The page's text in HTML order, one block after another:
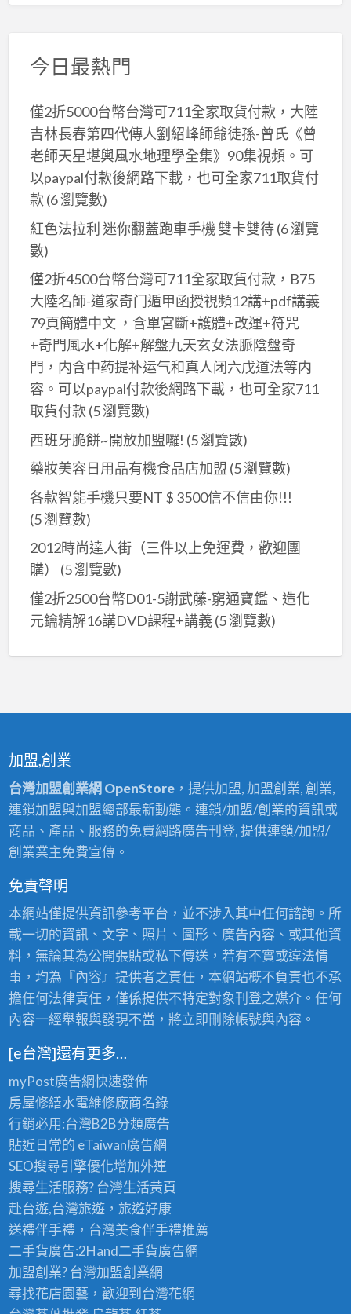
今日最熱門
僅2折5000台幣台灣可711全家取貨付款，大陸
吉林長春第四代傳人劉紹峰師爺徒孫-曾氏《曾
老師天星堪輿風水地理學全集》90集視頻。可
以paypal付款後網路下載，也可全家711取貨付
款 (6 瀏覽數)
紅色法拉利 迷你翻蓋跑車手機 雙卡雙待(6 瀏覽
數)
僅2折4500台幣台灣可711全家取貨付款，B75
大陸名師-道家奇门遁甲函授視頻12講+pdf講義
79頁簡體中文 ，含單宮斷+護體+改運+符咒
+奇門風水+化解+解盤九天玄女法脈陰盤奇
門，内含中药提补运气和真人闭六戊道法等内
容。可以paypal付款後網路下載，也可全家711
取貨付款 (5 瀏覽數)
西班牙脆餅~開放加盟囉! (5 瀏覽數)
藥妝美容日用品有機食品店加盟 (5 瀏覽數)
各款智能手機只要NT $ 3500信不信由你!!!
(5 瀏覽數)
2012時尚達人街（三件以上免運費，歡迎團
購）
(5 瀏覽數)
僅2折2500台幣D01-5謝武藤-窮通寶鑑、造化
元鑰精解16講DVD課程+講義 (5 瀏覽數)
加盟,創業
台灣加盟創業網 OpenStore，提供加盟, 加盟創業, 創業,
連鎖加盟與加盟總部最新動態。連鎖/加盟/創業的資訊或
商品、產品、服務的免費網路廣告刊登, 提供連鎖/加盟/
創業業主免費宣傳。
免責聲明
本網站僅提供資訊參考平台，並不涉入其中任何諮詢。所
載一切的資訊、文字、照片、圖形、廣告內容、或其他資
料，無論其為公開張貼或私下傳送，若有不實或違法情
事，均為『內容』提供者之責任，本網站概不負責也不承
擔任何法律責任，僅係提供不特定對象刊登之媒介。任何
內容一經舉報與發現不當，將立即刪除帳號與內容。
[e台灣]還有更多…
myPost廣告網快速發佈
房屋修繕水電維修廠商名錄
行銷必用:台灣B2B分類廣告
貼近日常的 eTaiwan廣告網
SEO搜尋引擎優化增加外連
搜尋生活服務? 台灣生活黃頁
赴台遊,台灣旅遊，旅遊好康
送禮伴手禮，台灣美食伴手禮推薦
二手貨廣告:2Hand二手貨廣告網
加盟創業? 台灣加盟創業網
尋找花店園藝，歡迎到 台灣花網